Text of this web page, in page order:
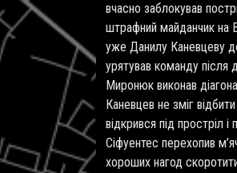
вчасно заблокував
штрафний майданчик на
уже Данилу Каневцеву
урятував команду після
Миронюк виконав
Каневцев не зміг
відкрився під простріл
Сіфуентес перехопив
хороших нагод